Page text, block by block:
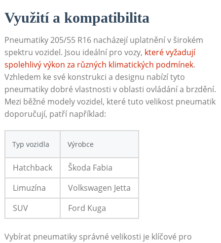
Využití a kompatibilita
Pneumatiky 205/55 R16 nacházejí⁤ uplatnění v širokém
spektru vozidel. Jsou ideální pro vozy, které vyžadují
spolehlivý výkon za různých klimatických podmínek.
Vzhledem ke své konstrukci a designu nabízí tyto
pneumatiky⁣ dobré vlastnosti v oblasti ovládání a brzdění.
Mezi běžné modely vozidel, které tuto ⁤velikost pneumatik
doporučují, patří například:
Typ vozidla Výrobce
Hatchback
Škoda Fabia
Limuzína
Volkswagen Jetta
SUV
Ford Kuga
Vybírat‍ pneumatiky správné velikosti je klíčové pro